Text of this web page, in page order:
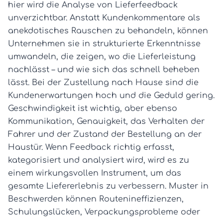
hier wird die Analyse von Lieferfeedback
unverzichtbar. Anstatt Kundenkommentare als
anekdotisches Rauschen zu behandeln, können
Unternehmen sie in strukturierte Erkenntnisse
umwandeln, die zeigen, wo die Lieferleistung
nachlässt – und wie sich das schnell beheben
lässt. Bei der Zustellung nach Hause sind die
Kundenerwartungen hoch und die Geduld gering.
Geschwindigkeit ist wichtig, aber ebenso
Kommunikation, Genauigkeit, das Verhalten der
Fahrer und der Zustand der Bestellung an der
Haustür. Wenn Feedback richtig erfasst,
kategorisiert und analysiert wird, wird es zu
einem wirkungsvollen Instrument, um das
gesamte Liefererlebnis zu verbessern. Muster in
Beschwerden können Routenineffizienzen,
Schulungslücken, Verpackungsprobleme oder